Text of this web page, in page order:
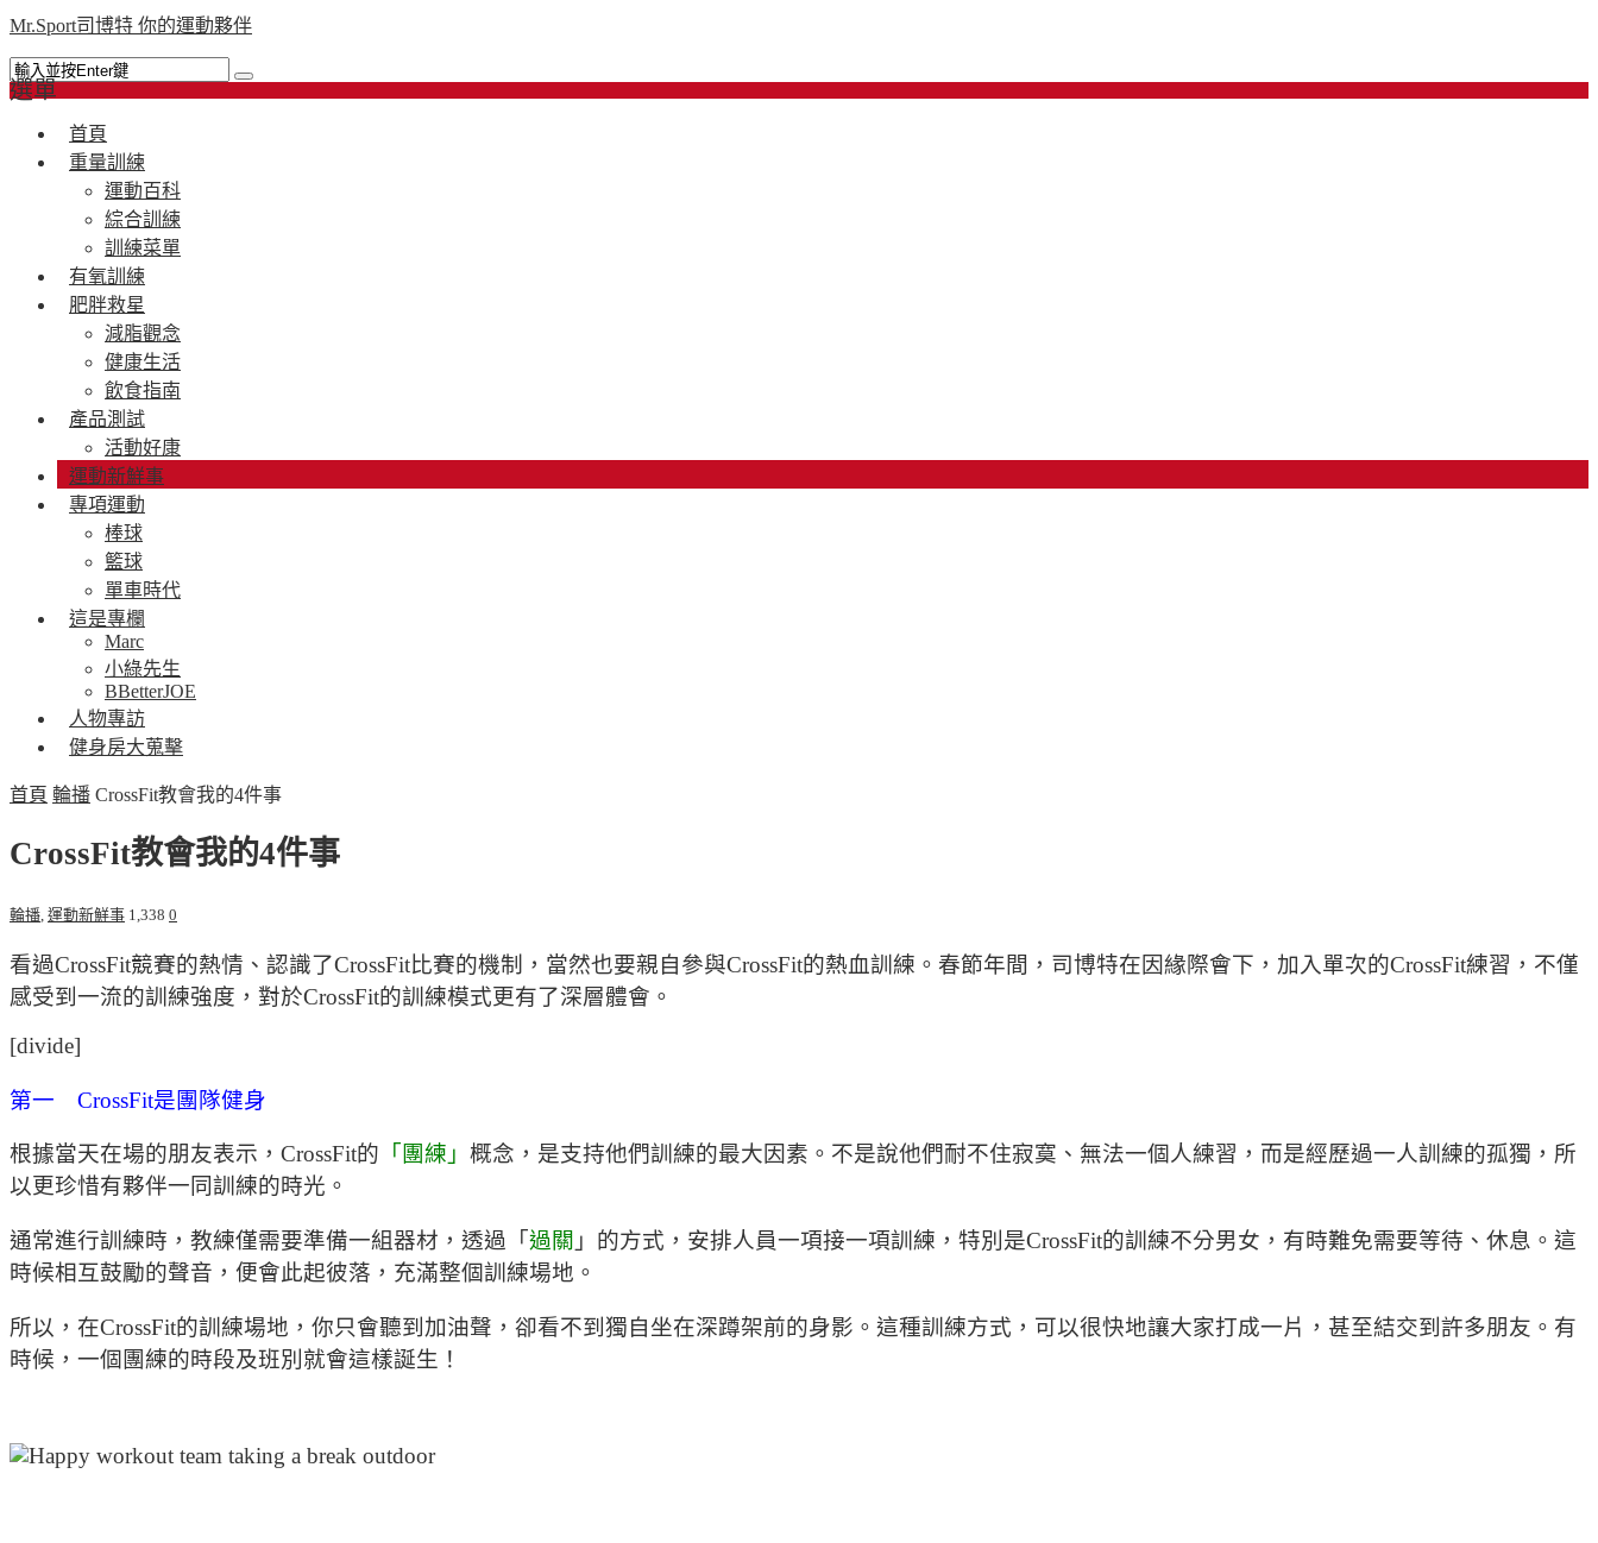
Mr.Sport司博特 你的運動夥伴
選單
首頁
重量訓練
運動百科
綜合訓練
訓練菜單
有氧訓練
肥胖救星
減脂觀念
健康生活
飲食指南
產品測試
活動好康
運動新鮮事
專項運動
棒球
籃球
單車時代
這是專欄
Marc
小綠先生
BBetterJOE
人物專訪
健身房大蒐擊
首頁 輪播 CrossFit教會我的4件事
CrossFit教會我的4件事
輪播 運動新鮮事 1,338 0
看過CrossFit競賽的熱情、認識了CrossFit比賽的機制，當然也要親自參與CrossFit的熱血訓練。春節年間，司博特在因緣際會下，加入單次的CrossFit練習，不僅
感受到一流的訓練強度，對於CrossFit的訓練模式更有了深層體會。
[divide]
第一 CrossFit是團隊健身
根據當天在場的朋友表示，CrossFit的 「團練」 概念，是支持他們訓練的最大因素。不是說他們耐不住寂寞、無法一個人練習，而是經歷過一人訓練的孤獨，所
以更珍惜有夥伴一同訓練的時光。
通常進行訓練時，教練僅需要準備一組器材，透過「 過關 」的方式，安排人員一項接一項訓練，特別是CrossFit的訓練不分男女，有時難免需要等待、休息。這
時候相互鼓勵的聲音，便會此起彼落，充滿整個訓練場地。
所以，在CrossFit的訓練場地，你只會聽到加油聲，卻看不到獨自坐在深蹲架前的身影。這種訓練方式，可以很快地讓大家打成一片，甚至結交到許多朋友。有
時候，一個團練的時段及班別就會這樣誕生！